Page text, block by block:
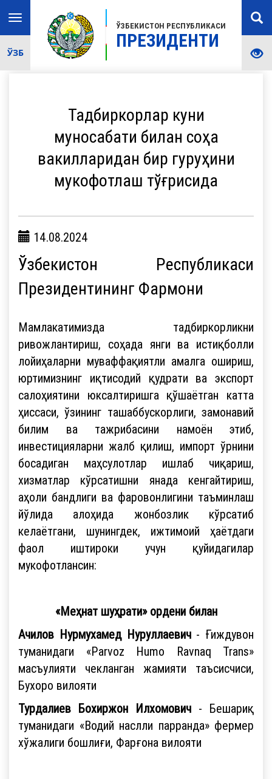
ЎЗБЕКИСТОН РЕСПУБЛИКАСИ
ПРЕЗИДЕНТИ
Toggle
navigation
ЎЗБ
Тадбиркорлар куни
муносабати билан соҳа
вакилларидан бир гуруҳини
мукофотлаш тўғрисида
14.08.2024
Ўзбекистон Республикаси
Президентининг Фармони
Мамлакатимизда тадбиркорликни
ривожлантириш, соҳада янги ва истиқболли
лойиҳаларни муваффақиятли амалга ошириш,
юртимизнинг иқтисодий қудрати ва экспорт
салоҳиятини юксалтиришга қўшаётган катта
ҳиссаси, ўзининг ташаббускорлиги, замонавий
билим ва тажрибасини намоён этиб,
инвестицияларни жалб қилиш, импорт ўрнини
босадиган маҳсулотлар ишлаб чиқариш,
хизматлар кўрсатишни янада кенгайтириш,
аҳоли бандлиги ва фаровонлигини таъминлаш
йўлида алоҳида жонбозлик кўрсатиб
келаётгани, шунингдек, ижтимоий ҳаётдаги
фаол иштироки учун қуйидагилар
мукофотлансин:
«Меҳнат шуҳрати» ордени билан
Ачилов Нурмухамед Нуруллаевич- Ғиждувон
туманидаги «Parvoz Humo Ravnaq Trans»
масъулияти чекланган жамияти таъсисчиси,
Бухоро вилояти
Турдалиев Бохиржон Илхомович - Бешариқ
туманидаги «Водий наслли парранда» фермер
хўжалиги бошлиғи, Фарғона вилояти